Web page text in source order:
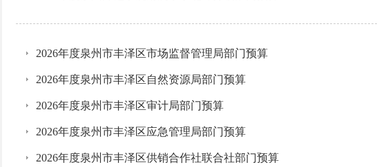
2026年度泉州市丰泽区市场监督管理局部门预算
2026年度泉州市丰泽区自然资源局部门预算
2026年度泉州市丰泽区审计局部门预算
2026年度泉州市丰泽区应急管理局部门预算
2026年度泉州市丰泽区供销合作社联合社部门预算